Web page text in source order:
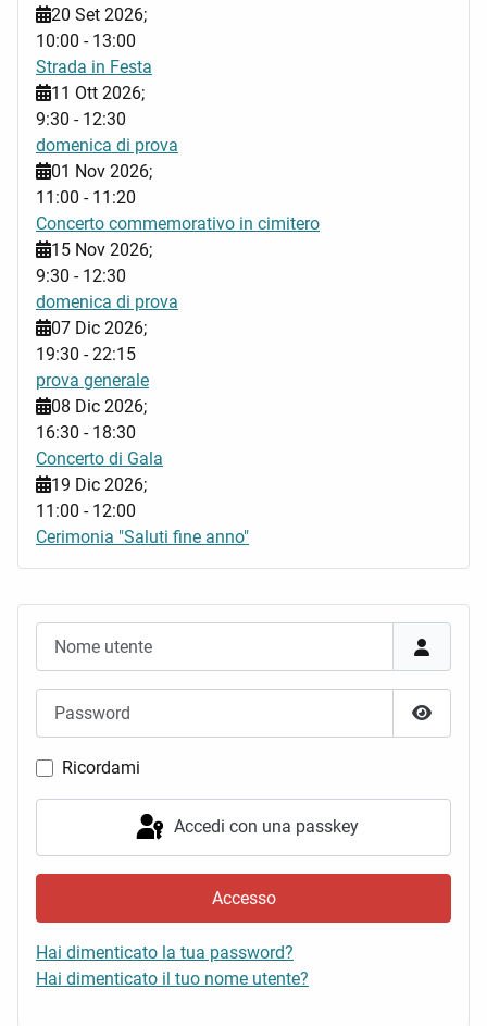
Mostra
Ricordami
Accedi con una passkey
Accesso
Hai dimenticato la tua password?
Hai dimenticato il tuo nome utente?
20 Set 2026;
10:00 - 13:00
Strada in Festa
11 Ott 2026;
9:30 - 12:30
domenica di prova
01 Nov 2026;
11:00 - 11:20
Concerto commemorativo in cimitero
15 Nov 2026;
9:30 - 12:30
domenica di prova
07 Dic 2026;
19:30 -22:15
prova generale
08 Dic 2026;
16:30 - 18:30
Concerto di Gala
19 Dic 2026;
11:00 - 12:00
Cerimonia "Saluti fine anno"